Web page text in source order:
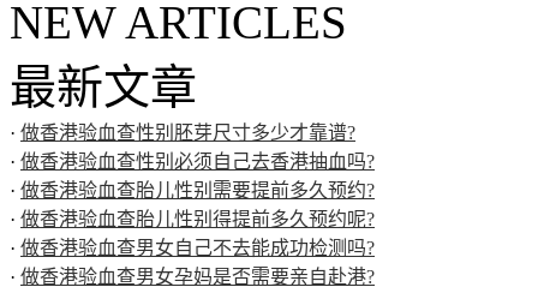
NEW ARTICLES
最新文章
· 做香港验血查性别胚芽尺寸多少才靠谱?
· 做香港验血查性别必须自己去香港抽血吗?
· 做香港验血查胎儿性别需要提前多久预约?
· 做香港验血查胎儿性别得提前多久预约呢?
· 做香港验血查男女自己不去能成功检测吗?
· 做香港验血查男女孕妈是否需要亲自赴港?